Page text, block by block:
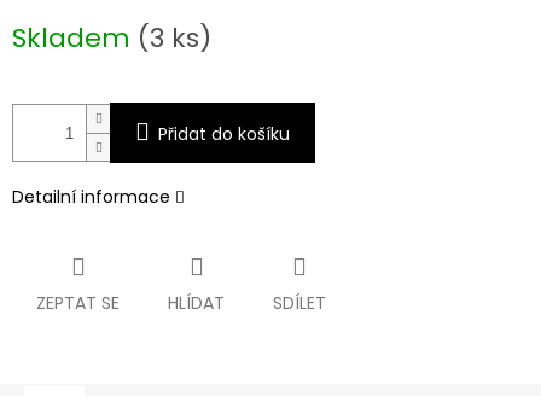
cena:
Skladem (3 ks)
Přidat do košíku
Detailní informace
ZEPTAT SE HLÍDAT SDÍLET